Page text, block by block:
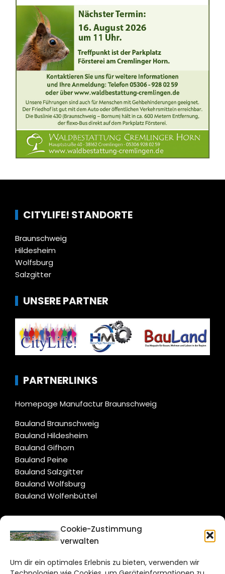
Cookie-Zustimmung
verwalten
Um dir ein optimales Erlebnis zu bieten, verwenden wir
CITYLIFE! STANDORTE
Braunschweig
Hildesheim
Wolfsburg
Salzgitter
UNSERE PARTNER
PARTNERLINKS
Homepage Manufactur Braunschweig
Bauland Braunschweig
Bauland Hildesheim
Bauland Gifhorn
Bauland Peine
Bauland Salzgitter
Bauland Wolfsburg
Bauland Wolfenbüttel
CITYLIFE!
Bruchtorwall 12